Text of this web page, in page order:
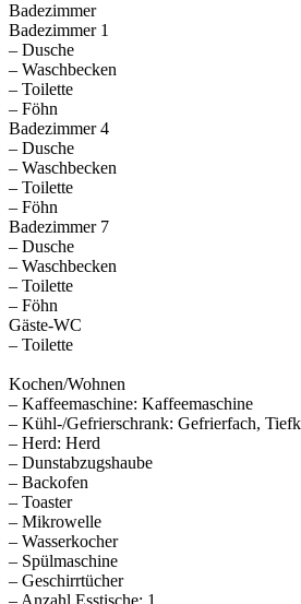
Badezimmer
Badezimmer 1
– Dusche
– Waschbecken
– Toilette
– Föhn
Badezimmer 4
– Dusche
– Waschbecken
– Toilette
– Föhn
Badezimmer 7
– Dusche
– Waschbecken
– Toilette
– Föhn
Gäste-WC
– Toilette
Kochen/Wohnen
– Kaffeemaschine: Kaffeemaschine
– Kühl-/Gefrierschrank: Gefrierfach,
– Herd: Herd
– Dunstabzugshaube
– Backofen
– Toaster
– Mikrowelle
– Wasserkocher
– Spülmaschine
– Geschirrtücher